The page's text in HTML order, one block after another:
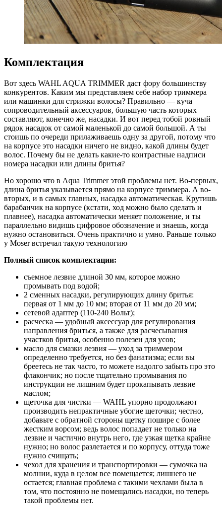
Комплектация
Вот здесь WAHL AQUA TRIMMER даст фору большинству
конкурентов. Каким мы представляем себе набор триммера
или машинки для стрижки волосы? Правильно — куча
сопроводительный аксессуаров, большую часть которых
составляют, конечно же, насадки. И вот перед тобой ровный
рядок насадок от самой маленькой до самой большой. А ты
стоишь по очереди прилаживаешь одну за другой, потому что
на корпусе это насадки ничего не видно, какой длины будет
волос. Почему бы не делать какие-то контрастные надписи
номера насадки или длины бритья?
Но хорошо что в Aqua Trimmer этой проблемы нет. Во-первых,
длина бритья указывается прямо на корпусе триммера. А во-
вторых, и в самых главных, насадка автоматическая. Крутишь
барабанчик на корпусе (кстати, ход можно было сделать и
плавнее), насадка автоматически меняет положение, и ты
параллельно видишь цифровое обозначение и знаешь, когда
нужно остановиться. Очень практично и умно. Раньше только
у Moser встречал такую технологию
Полный список комплектации:
съемное лезвие длиной 30 мм, которое можно
промывать под водой;
2 сменных насадки, регулирующих длину бритья:
первая от 1 мм до 10 мм; вторая от 11 мм до 20 мм;
сетевой адаптер (110-240 Вольт);
расческа — удобный аксессуар для регулирования
направления бриться, а также для расчесывания
участков бритья, особенно полезен для усов;
масло для смазки лезвия — уход за триммером
определенно требуется, но без фанатизма; если вы
бреетесь не так часто, то можете надолго забыть про это
флакончик; но после тщательно промывания по
инструкции не лишним будет прокапывать лезвие
маслом;
щеточка для чистки — WAHL упорно продолжают
производить непрактичные убогие щеточки; честно,
добавьте с обратной стороны щетку пошире с более
жестким ворсом; ведь волос попадает не только на
лезвие и частично внутрь него, где узкая щетка крайне
нужно; но волос разлетается и по корпусу, оттуда тоже
нужно счищать;
чехол для хранения и транспортировки — сумочка на
молнии, куда в целом все помещается; лишнего не
остается; главная проблема с такими чехлами была в
том, что постоянно не помещались насадки, но теперь
такой проблемы нет.